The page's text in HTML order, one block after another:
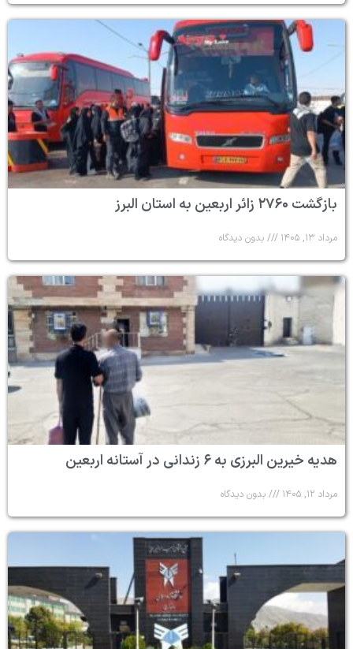
بازگشت ۲۷۶۰ زائر اربعین به استان البرز
مرداد ۱۳, ۱۴۰۵ بدون دیدگاه
هدیه خیرین البرزی به ۶ زندانی در آستانه اربعین
مرداد ۱۲, ۱۴۰۵ بدون دیدگاه